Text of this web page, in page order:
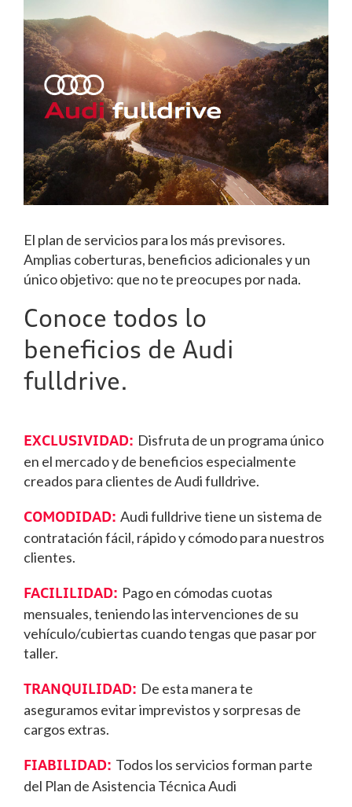
El plan de servicios para los más previsores.
Amplias coberturas, beneficios adicionales y un
único objetivo: que no te preocupes por nada.
Conoce todos lo
beneficios de Audi
fulldrive.
EXCLUSIVIDAD: Disfruta de un programa único
en el mercado y de beneficios especialmente
creados para clientes de Audi fulldrive.
COMODIDAD: Audi fulldrive tiene un sistema de
contratación fácil, rápido y cómodo para nuestros
clientes.
FACILILIDAD: Pago en cómodas cuotas
mensuales, teniendo las intervenciones de su
vehículo/cubiertas cuando tengas que pasar por
taller.
TRANQUILIDAD: De esta manera te
aseguramos evitar imprevistos y sorpresas de
cargos extras.
FIABILIDAD: Todos los servicios forman parte
del Plan de Asistencia Técnica Audi